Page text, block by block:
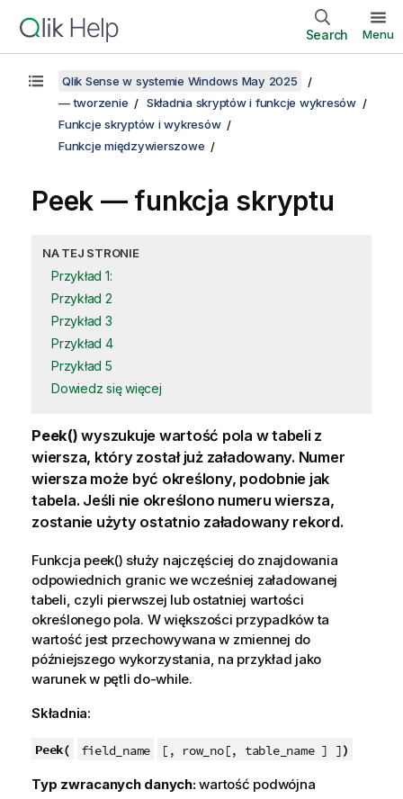
Search Menu
Qlik Sense w systemie Windows May 2025
— tworzenie
Składnia skryptów i funkcje wykresów
Funkcje skryptów i wykresów
Funkcje międzywierszowe
Peek — funkcja skryptu
NA TEJ STRONIE
Przykład 1:
Przykład 2
Przykład 3
Przykład 4
Przykład 5
Dowiedz się więcej
Peek() wyszukuje wartość pola w tabeli z
wiersza, który został już załadowany. Numer
wiersza może być określony, podobnie jak
tabela. Jeśli nie określono numeru wiersza,
zostanie użyty ostatnio załadowany rekord.
Funkcja peek() służy najczęściej do znajdowania
odpowiednich granic we wcześniej załadowanej
tabeli, czyli pierwszej lub ostatniej wartości
określonego pola. W większości przypadków ta
wartość jest przechowywana w zmiennej do
późniejszego wykorzystania, na przykład jako
warunek w pętli do-while.
Składnia:
Peek( field_name [, row_no[, table_name ] ])
Typ zwracanych danych:wartość podwójna